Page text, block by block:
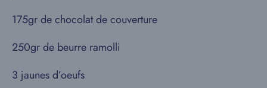
175gr de chocolat de couverture
250gr de beurre ramolli
3 jaunes d’oeufs